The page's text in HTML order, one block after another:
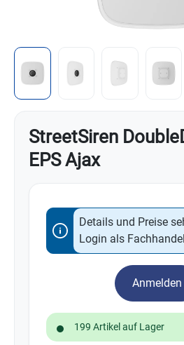
StreetSiren
EPS Ajax
Details und Preise
Login als
Anmelden
199 Artikel auf Lager